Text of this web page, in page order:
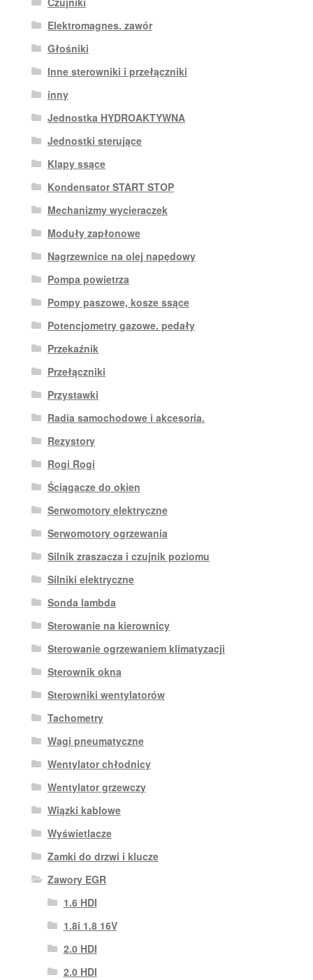
Elektromagnes. zawór
Głośniki
Inne sterowniki i przełączniki
inny
Jednostka HYDROAKTYWNA
Jednostki sterujące
Klapy ssące
Kondensator START STOP
Mechanizmy wycieraczek
Moduły zapłonowe
Nagrzewnice na olej napędowy
Pompa powietrza
Pompy paszowe, kosze ssące
Potencjometry gazowe. pedały
Przekaźnik
Przełączniki
Przystawki
Radia samochodowe i akcesoria.
Rezystory
Rogi Rogi
Ściągacze do okien
Serwomotory elektryczne
Serwomotory ogrzewania
Silnik zraszacza i czujnik poziomu
Silniki elektryczne
Sonda lambda
Sterowanie na kierownicy
Sterowanie ogrzewaniem klimatyzacji
Sterownik okna
Sterowniki wentylatorów
Tachometry
Wagi pneumatyczne
Wentylator chłodnicy
Wentylator grzewczy
Wiązki kablowe
Wyświetlacze
Zamki do drzwi i klucze
Zawory EGR
1.6 HDI
1.8i 1.8 16V
2.0 HDI
2.0 HDI